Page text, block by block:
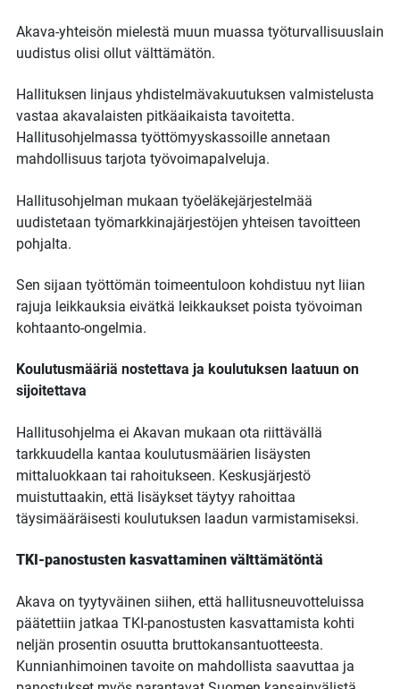
Akava-yhteisön mielestä muun muassa työturvallisuuslain
uudistus olisi ollut välttämätön.
Hallituksen linjaus yhdistelmävakuutuksen valmistelusta
vastaa akavalaisten pitkäaikaista tavoitetta.
Hallitusohjelmassa työttömyyskassoille annetaan
mahdollisuus tarjota työvoimapalveluja.
Hallitusohjelman mukaan työeläkejärjestelmää
uudistetaan työmarkkinajärjestöjen yhteisen tavoitteen
pohjalta.
Sen sijaan työttömän toimeentuloon kohdistuu nyt liian
rajuja leikkauksia eivätkä leikkaukset poista työvoiman
kohtaanto-ongelmia.
Koulutusmääriä nostettava ja koulutuksen laatuun on
sijoitettava
Hallitusohjelma ei Akavan mukaan ota riittävällä
tarkkuudella kantaa koulutusmäärien lisäysten
mittaluokkaan tai rahoitukseen. Keskusjärjestö
muistuttaakin, että lisäykset täytyy rahoittaa
täysimääräisesti koulutuksen laadun varmistamiseksi.
TKI-panostusten kasvattaminen välttämätöntä
Akava on tyytyväinen siihen, että hallitusneuvotteluissa
päätettiin jatkaa TKI-panostusten kasvattamista kohti
neljän prosentin osuutta bruttokansantuotteesta.
Kunnianhimoinen tavoite on mahdollista saavuttaa ja